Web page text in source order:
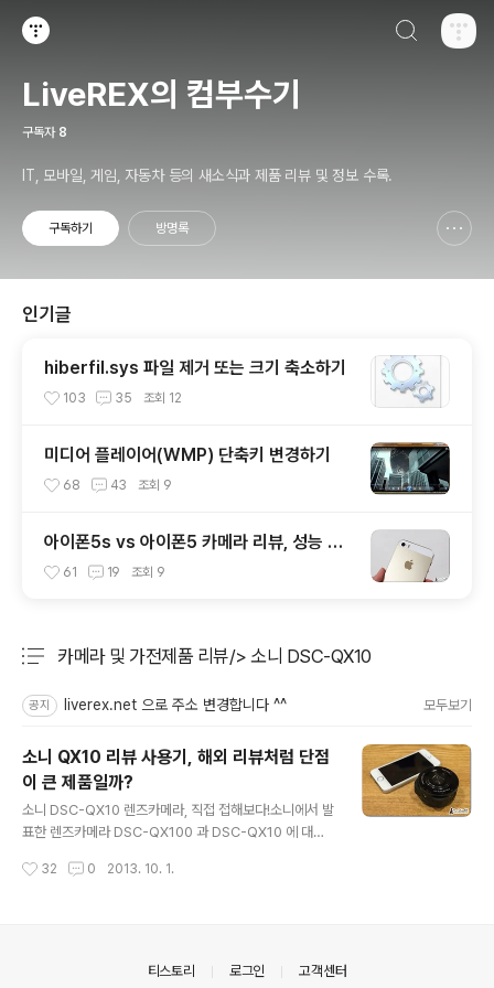
LiveREX의 컴부수기
구독자 8
IT, 모바일, 게임, 자동차 등의 새소식과 제품 리뷰 및 정보 수록.
구독하기 방명록
인기글
hiberfil.sys 파일 제거 또는 크기 축소하기
103 35 조회 12
미디어 플레이어(WMP) 단축키 변경하기
68 43 조회 9
아이폰5s vs 아이폰5 카메라 리뷰, 성능 및
화질 비교 테스트 후기
61 19 조회 9
카메라 및 가전제품 리뷰/> 소니 DSC-QX10
공지 liverex.net 으로 주소 변경합니다 ^^ 모두보기
소니 QX10 리뷰 사용기, 해외 리뷰처럼 단점
이 큰 제품일까?
소니 DSC-QX10 렌즈카메라, 직접 접해보다!소니에서 발
표한 렌즈카메라 DSC-QX100 과 DSC-QX10 에 대한
은 미러리스 카메라 수준의 품질을 갖는 사진 / 동영상을 촬
라는 평가 때문에 마음을 접으신 분들도 꽤 계실 듯 하네요.
32 0 2013. 10. 1.
티스토리 로그인 고객센터